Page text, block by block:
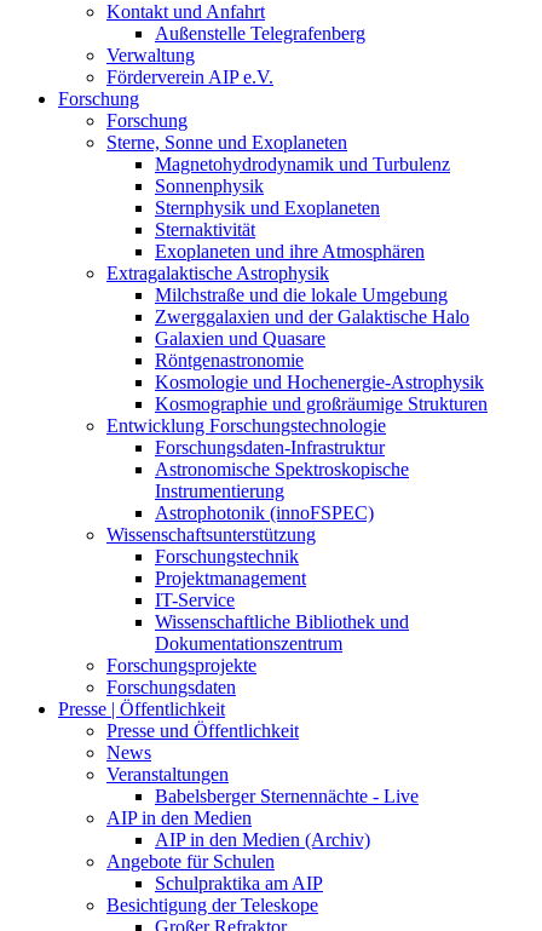
Kontakt und Anfahrt
Außenstelle Telegrafenberg
Verwaltung
Förderverein AIP e.V.
Forschung
Forschung
Sterne, Sonne und Exoplaneten
Magnetohydrodynamik und Turbulenz
Sonnenphysik
Sternphysik und Exoplaneten
Sternaktivität
Exoplaneten und ihre Atmosphären
Extragalaktische Astrophysik
Milchstraße und die lokale Umgebung
Zwerggalaxien und der Galaktische Halo
Galaxien und Quasare
Röntgenastronomie
Kosmologie und Hochenergie-Astrophysik
Kosmographie und großräumige Strukturen
Entwicklung Forschungstechnologie
Forschungsdaten-Infrastruktur
Astronomische Spektroskopische
Instrumentierung
Astrophotonik (innoFSPEC)
Wissenschaftsunterstützung
Forschungstechnik
Projektmanagement
IT-Service
Wissenschaftliche Bibliothek und
Dokumentationszentrum
Forschungsprojekte
Forschungsdaten
Presse | Öffentlichkeit
Presse und Öffentlichkeit
News
Veranstaltungen
Babelsberger Sternennächte - Live
AIP in den Medien
AIP in den Medien (Archiv)
Angebote für Schulen
Schulpraktika am AIP
Besichtigung der Teleskope
Großer Refraktor